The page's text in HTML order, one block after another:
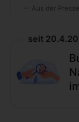
Aus der
seit